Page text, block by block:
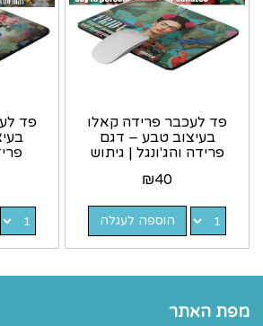
פד לעכבר פרידה קאלו
בעיצוב טבע – דגם
פרידה והג'ונגל | גיתוש
₪40
הוספה לעגלה
פד
מפת האתר